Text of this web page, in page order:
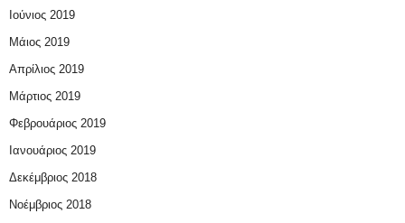
Ιούνιος 2019
Μάιος 2019
Απρίλιος 2019
Μάρτιος 2019
Φεβρουάριος 2019
Ιανουάριος 2019
Δεκέμβριος 2018
Νοέμβριος 2018